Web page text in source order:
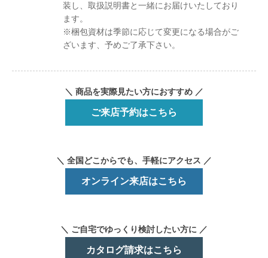
装し、取扱説明書と一緒にお届けいたしており
ます。
※梱包資材は季節に応じて変更になる場合がご
ざいます、予めご了承下さい。
＼ 商品を実際見たい方におすすめ ／
ご来店予約はこちら
＼ 全国どこからでも、手軽にアクセス ／
オンライン来店はこちら
＼ ご自宅でゆっくり検討したい方に ／
カタログ請求はこちら